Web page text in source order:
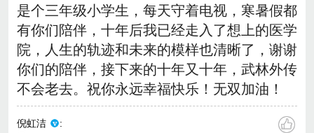
是个三年级小学生，每天守着电视，寒暑假都
有你们陪伴，十年后我已经走入了想上的医学
院，人生的轨迹和未来的模样也清晰了，谢谢
你们的陪伴，接下来的十年又十年，武林外传
不会老去。祝你永远幸福快乐！无双加油！
倪虹洁 :